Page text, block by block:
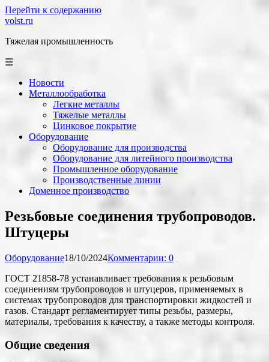
Перейти к содержанию
volst.ru
Тяжелая промышленность
☰
Новости
Металлообработка
Легкие металлы
Тяжелые металлы
Цинковое покрытие
Оборудование
Оборудование для производства
Оборудование для литейного производства
Промышленное оборудование
Производственные линии
Доменное производство
Резьбовые соединения трубопроводов.
Штуцеры
Оборудование18/10/2024Комментарии: 0
ГОСТ 21858-78 устанавливает требования к резьбовым
соединениям трубопроводов и штуцеров, применяемых в
системах трубопроводов для транспортировки жидкостей и
газов. Стандарт регламентирует типы резьбы, размеры,
материалы, требования к качеству, а также методы контроля.
Общие сведения